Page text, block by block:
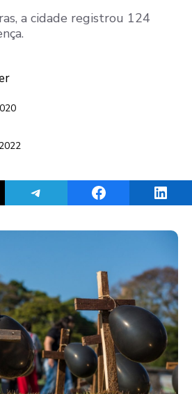
a cidade registrou 124
on ThreadsShare on TelegramShare on Facebook